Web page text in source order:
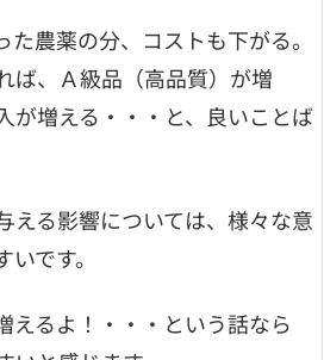
農薬の分、コストも下がる。
ば、Ａ級品（高品質）が増
が増える・・・と、良いことば
える影響については、様々な意
です。
えるよ！・・・という話なら